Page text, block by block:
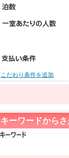
こだわり条件を追加
キーワードから